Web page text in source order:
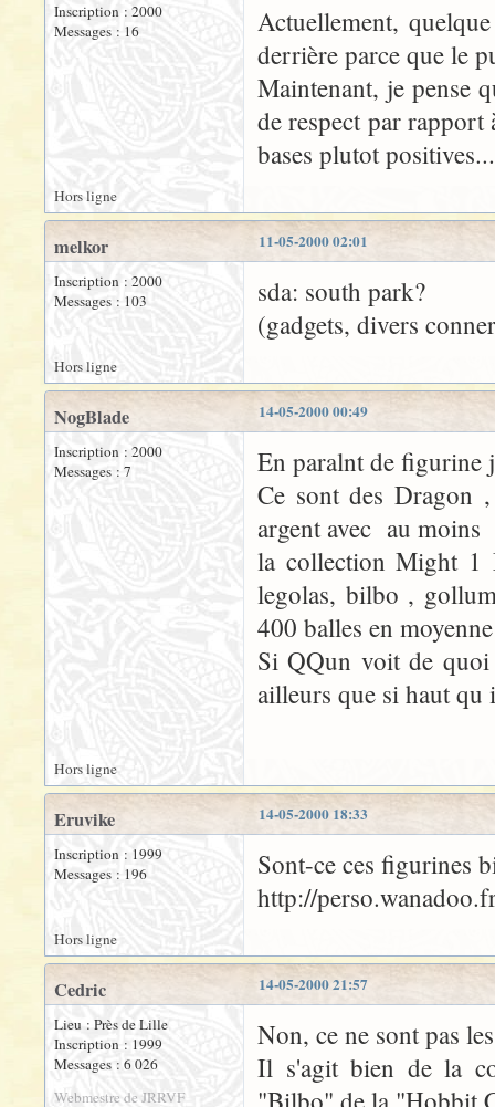
Inscription : 2000
Messages : 16
Actuellement,
derrière parce que le
Maintenant, je pense
de respect par
bases plutot positives...
Hors ligne
11-05-2000 02:01
melkor
Inscription : 2000
Messages : 103
sda: south park?
(gadgets, divers
Hors ligne
14-05-2000 00:49
NogBlade
Inscription : 2000
Messages : 7
En paralnt de figurine
Ce sont des Dragon
argent avec au moins
la collection Might
legolas, bilbo ,
400 balles en
Si QQun voit de
ailleurs que si haut
Hors ligne
14-05-2000 18:33
Eruvike
Inscription : 1999
Messages : 196
Sont-ce ces figurines
http://
Hors ligne
14-05-2000 21:57
Cedric
Lieu : Près de Lille
Inscription : 1999
Messages : 6 026
Webmestre de JRRVF
Non, ce ne sont pas
Il s'agit bien de la
"Bilbo" de la "Hobbit